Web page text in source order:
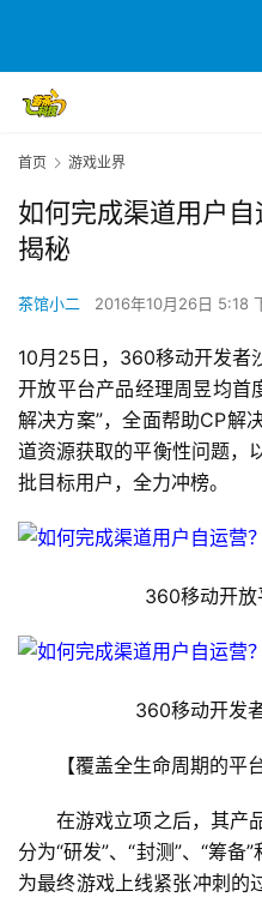
首页 游戏业界
如何完成渠道用户
揭秘
茶馆小二 2016年10月26日 5:18
10月25日，360移动开发者
开放平台产品经理周昱均首
解决方案”，全面帮助CP解
道资源获取的平衡性问题，
批目标用户，全力冲榜。
360移动开放
360移动开发者
【覆盖全生命周期的平台
在游戏立项之后，其产
分为“研发”、“封测”、“筹备
为最终游戏上线紧张冲刺的